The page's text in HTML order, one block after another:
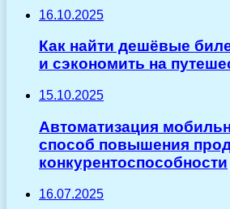
16.10.2025
Как найти дешёвые
и сэкономить на
15.10.2025
Автоматизация
способ повышения
конкурентоспособности
16.07.2025